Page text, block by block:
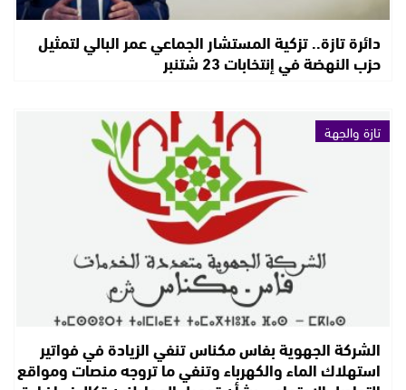
دائرة تازة.. تزكية المستشار الجماعي عمر البالي لتمثيل
حزب النهضة في إنتخابات 23 شتنبر
تازة والجهة
الشركة الجهوية بفاس مكناس تنفي الزيادة في فواتير
استهلاك الماء والكهرباء وتنفي ما تروجه منصات ومواقع